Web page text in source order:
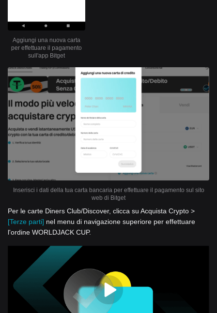
Aggiungi una nuova carta
per effettuare il pagamento
sull'app Bitget
Inserisci i dati della tua carta bancaria per effettuare il pagamento sul sito
web di Bitget
Per le carte Diners Club/Discover, clicca su Acquista Crypto >
[Terze parti] nel menu di navigazione superiore per effettuare
l'ordine WORLDJACK CUP.